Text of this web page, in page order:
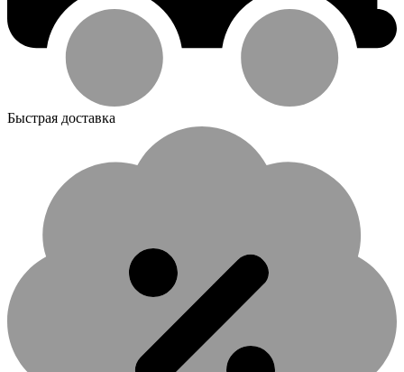
Быстрая доставка